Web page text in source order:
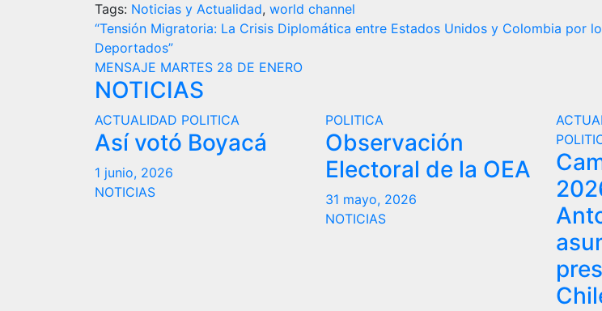
Tags: Noticias y Actualidad, world channel
Navegación
de
entradas
“Tensión Migratoria: La Crisis Diplomática entre Estados Unidos y Colombia por
Deportados”
MENSAJE MARTES 28 DE ENERO
NOTICIAS
ACTUALIDAD POLITICA
Así votó Boyacá
1 junio, 2026
NOTICIAS
POLITICA
Observación
Electoral de la OEA
31 mayo, 2026
NOTICIAS